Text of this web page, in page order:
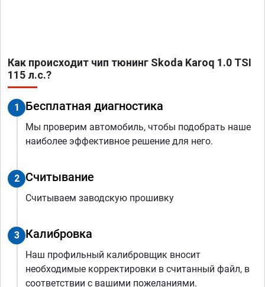
Как происходит чип тюнинг Skoda Karoq 1.0 TSI
115 л.с.?
1 Бесплатная диагностика
Мы проверим автомобиль, чтобы подобрать наше
наиболее эффективное решение для него.
2 Считывание
Считываем заводскую прошивку
3 Калибровка
Наш профильный калибровщик вносит
необходимые корректировки в считанный файл, в
соответствии с вашими пожеланиями.